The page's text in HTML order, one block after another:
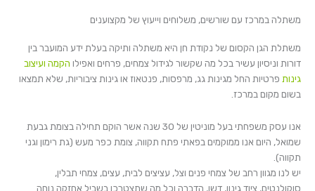
משתלה במרכז עם שורשים, משלוחים וייעוץ של מקצוענים
משתלת הגן הקסום של נקודת חן היא משתלה ותיקה בעלת ידע המועבר בין
דורות וניסיון עשיר בכל מה שקשור לגידול צמחים, פרחים ואפילו הקמה ועיצוב
גינות פרטיות החל מגינות גג, מרפסות, פנטאוז או גינות ציבוריות, שלא תמצאו
בשום מקום במרכז.
אנו עסק משפחתי בעל מוניטין של 30 שנה אשר הוקם תחילה בצומת גבעת
שמואל, היום אנו ממוקמים בפאתי פתח תקווה, צומת כפר מעש (גת רימון וגני
תקווה).
יש לנו מגוון רחב של צמחי פנים וצל, עציצים לבית, עצים, צמחי תבלין,
סוקולנטים, ציוד גינון, דשן, הדברה וכל מה שתצטרכו בשביל אחזקה נוחה